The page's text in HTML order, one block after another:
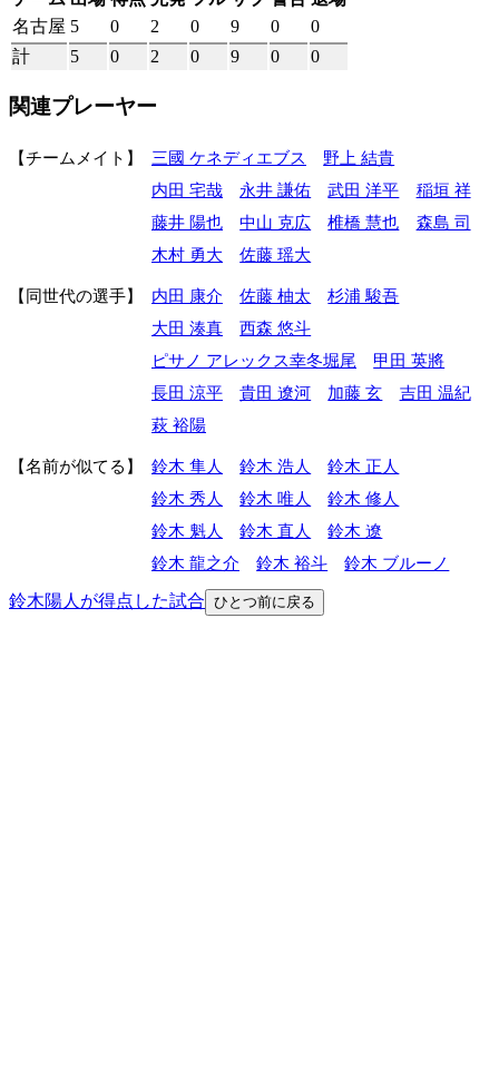
名古屋 5 0 2 0 9 0
0
計
5 0 2 0 9 0 0
関連プレーヤー
チームメイト 三國 ケネディエブス
野上 結貴
内田 宅哉
永井 謙佑 武田 洋平
稲垣 祥
藤井 陽也
中山 克広 椎橋 慧也
森島 司
木村 勇大
佐藤 瑶大
同世代の選手 内田 康介 佐藤 柚太
杉浦 駿吾
大田 湊真
西森 悠斗
ピサノ アレックス幸冬堀尾
甲田 英將
長田 涼平
貴田 遼河 加藤 玄
吉田 温紀
萩 裕陽
名前が似てる 鈴木 隼人 鈴木 浩人
鈴木 正人
鈴木 秀人
鈴木 唯人
鈴木 修人
鈴木 魁人
鈴木 直人
鈴木 遼
鈴木 龍之介
鈴木 裕斗
鈴木 ブルーノ
鈴木陽人が得点した試合 ひとつ前に戻る